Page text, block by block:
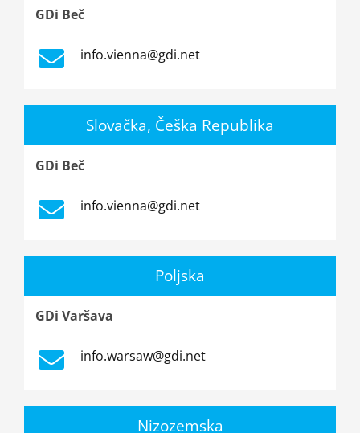
GDi Beč
info.vienna@gdi.net
Slovačka, Češka Republika
GDi Beč
info.vienna@gdi.net
Poljska
GDi Varšava
info.warsaw@gdi.net
Nizozemska